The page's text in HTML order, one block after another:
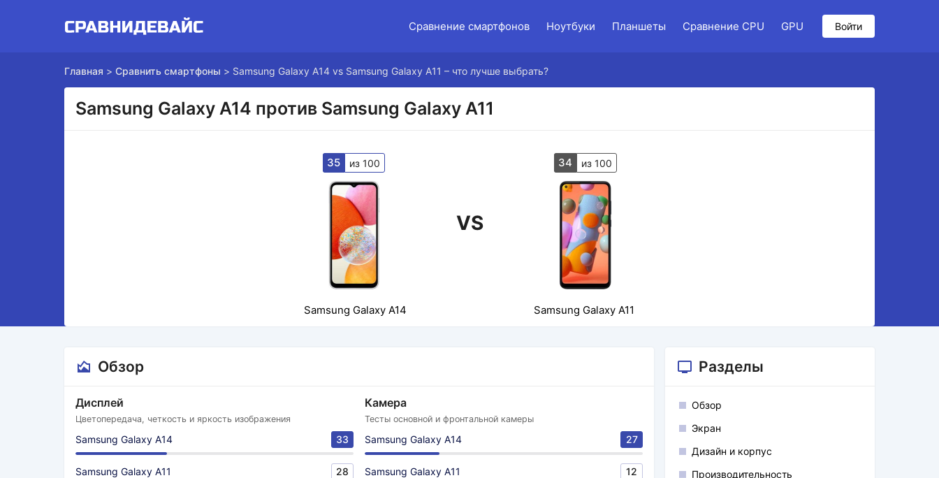
Сравнение смартфонов Ноутбуки Планшеты Сравнение CPU GPU Войти
Главная > Сравнить смартфоны > Samsung Galaxy A14 vs Samsung Galaxy A11 – что лучше выбрать?
Samsung Galaxy A14 против Samsung Galaxy A11
35 из 100
VS
34 из 100
Samsung Galaxy A14 Samsung Galaxy A11
Обзор
Дисплей
Цветопередача, четкость и яркость изображения
Samsung Galaxy A14 33
Samsung Galaxy A11 28
Камера
Тесты основной и фронтальной камеры
Samsung Galaxy A14 27
Samsung Galaxy A11 12
Разделы
Обзор
Экран
Дизайн и корпус
Производительность